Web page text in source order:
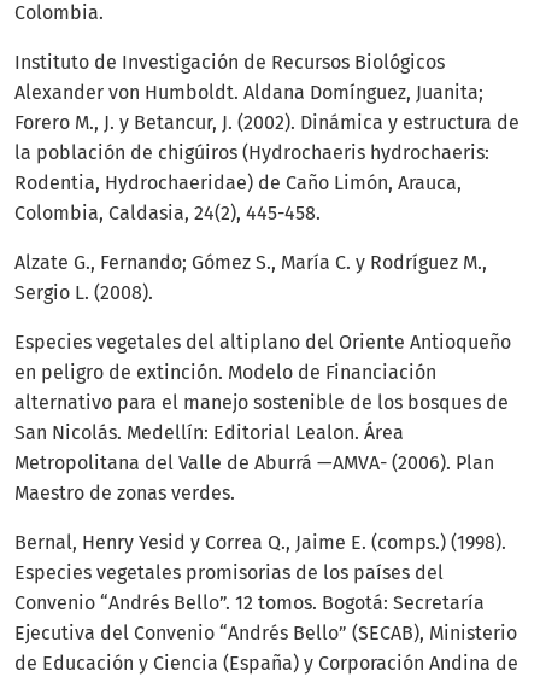
Colombia.
Instituto de Investigación de Recursos Biológicos
Alexander von Humboldt. Aldana Domínguez, Juanita;
Forero M., J. y Betancur, J. (2002). Dinámica y estructura de
la población de chigúiros (Hydrochaeris hydrochaeris:
Rodentia, Hydrochaeridae) de Caño Limón, Arauca,
Colombia, Caldasia, 24(2), 445-458.
Alzate G., Fernando; Gómez S., María C. y Rodríguez M.,
Sergio L. (2008).
Especies vegetales del altiplano del Oriente Antioqueño
en peligro de extinción. Modelo de Financiación
alternativo para el manejo sostenible de los bosques de
San Nicolás. Medellín: Editorial Lealon. Área
Metropolitana del Valle de Aburrá —AMVA- (2006). Plan
Maestro de zonas verdes.
Bernal, Henry Yesid y Correa Q., Jaime E. (comps.) (1998).
Especies vegetales promisorias de los países del
Convenio “Andrés Bello”. 12 tomos. Bogotá: Secretaría
Ejecutiva del Convenio “Andrés Bello” (SECAB), Ministerio
de Educación y Ciencia (España) y Corporación Andina de